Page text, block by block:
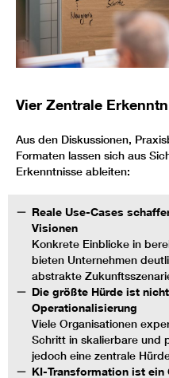
Vier Zentrale
Aus den Diskussionen,
Formaten lassen sich aus
Erkenntnisse ableiten:
Reale Use-Cases
Visionen
Konkrete Einblicke in
bieten Unternehmen
abstrakte
Die größte Hürde ist
Operationalisierung
Viele Organisationen
Schritt in skalierbare und
jedoch eine zentrale
KI-Transformation ist